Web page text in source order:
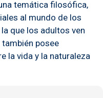
temática filosófica,
al mundo de los
que los adultos ven
posee
la vida y la naturaleza